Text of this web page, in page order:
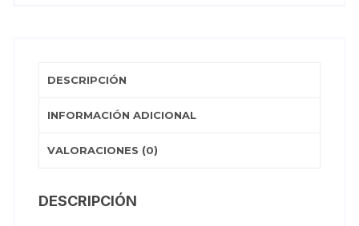
DESCRIPCIÓN
INFORMACIÓN ADICIONAL
VALORACIONES (0)
DESCRIPCIÓN